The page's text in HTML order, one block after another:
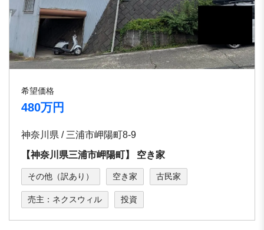
希望価格
480万円
神奈川県 / 三浦市岬陽町8-9
【神奈川県三浦市岬陽町】 空き家
その他（訳あり） 空き家 古民家
売主：ネクスウィル 投資